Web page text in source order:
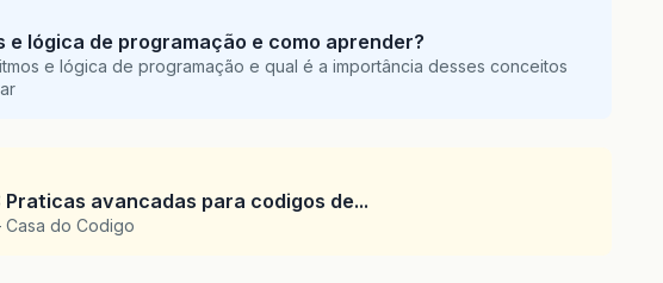
e lógica de programação e como aprender?
e lógica de programação e qual é a importância desses conceitos
Praticas avancadas para codigos de...
do Codigo